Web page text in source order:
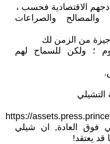
الاقتصادية فحسب ،
والصراعات
من الزمن لك
؛ ولكن للسماح لهم
التشيلي
https://
فوق العادة, ان شيلي
يعتقد!